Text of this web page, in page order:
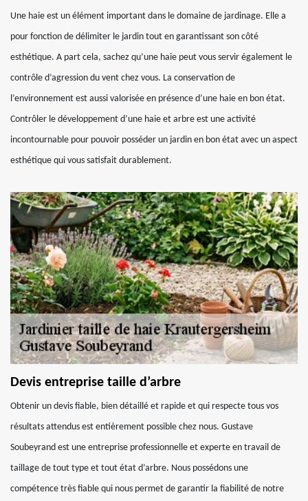
Une haie est un élément important dans le domaine de jardinage. Elle a
pour fonction de délimiter le jardin tout en garantissant son côté
esthétique. A part cela, sachez qu’une haie peut vous servir également le
contrôle d’agression du vent chez vous. La conservation de
l’environnement est aussi valorisée en présence d’une haie en bon état.
Contrôler le développement d’une haie et arbre est une activité
incontournable pour pouvoir posséder un jardin en bon état avec un aspect
esthétique qui vous satisfait durablement.
Devis entreprise taille d’arbre
Obtenir un devis fiable, bien détaillé et rapide et qui respecte tous vos
résultats attendus est entièrement possible chez nous. Gustave
Soubeyrand est une entreprise professionnelle et experte en travail de
taillage de tout type et tout état d’arbre. Nous possédons une
compétence très fiable qui nous permet de garantir la fiabilité de notre